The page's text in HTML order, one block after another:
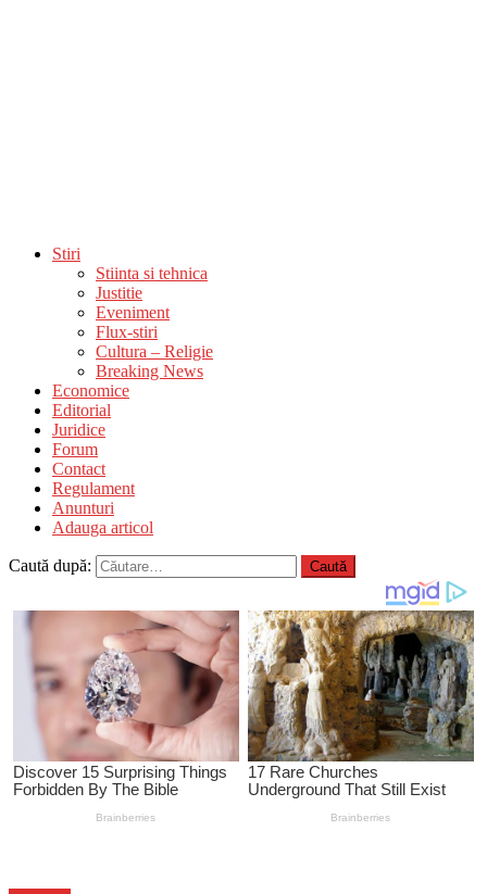
Stiri
Stiinta si tehnica
Justitie
Eveniment
Flux-stiri
Cultura – Religie
Breaking News
Economice
Editorial
Juridice
Forum
Contact
Regulament
Anunturi
Adauga articol
Caută după: